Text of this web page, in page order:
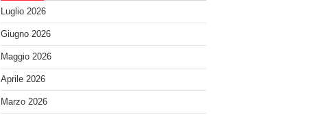
Luglio 2026
Giugno 2026
Maggio 2026
Aprile 2026
Marzo 2026